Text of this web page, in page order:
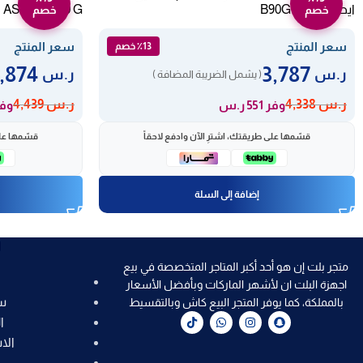
خصمايطالي B90GGNS
سعر المنتج ٪13 خصم
ر.س ( يشمل الضريبة المضافة )
ر.س4,338 وفر 551 ر.س
قسّمها على طريقتك، اشترِ الآن وادفع لاحقاً
إضافة إلى السلة
خصم
AS ELIO 910 G
سعر المنتج
ر.س
ر.س4,439 وفر
قسّمها
متجر بلت إن هو أحد أكبر المتاجر المتخصصة في بيع
اجهزة البلت ان لأشهر الماركات وبأفضل الأسعار
بالمملكة، كما يوفر المتجر البيع كاش وبالتقسيط